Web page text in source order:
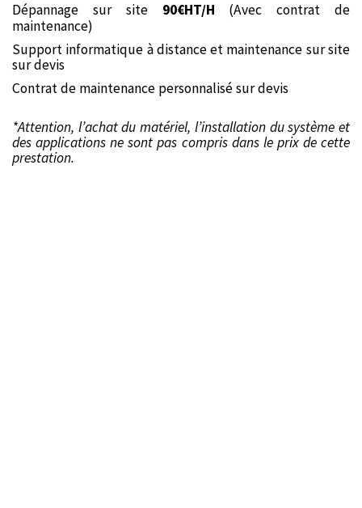
Dépannage sur site 90€HT/H (Avec contrat de
maintenance)
Support informatique à distance et maintenance sur site
sur devis
Contrat de maintenance personnalisé sur devis
*Attention, l’achat du matériel, l’installation du système et
des applications ne sont pas compris dans le prix de cette
prestation.